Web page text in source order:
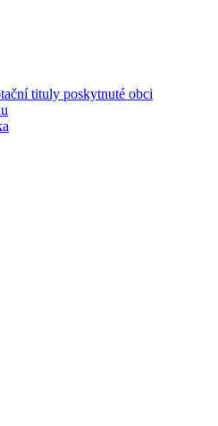
tituly poskytnuté obci